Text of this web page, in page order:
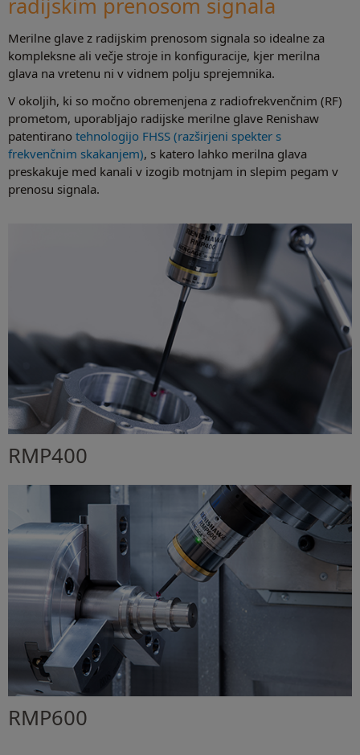
radijskim prenosom signala
Merilne glave z radijskim prenosom signala so idealne za
kompleksne ali večje stroje in konfiguracije, kjer merilna
glava na vretenu ni v vidnem polju sprejemnika.
V okoljih, ki so močno obremenjena z radiofrekvenčnim (RF)
prometom, uporabljajo radijske merilne glave Renishaw
patentirano tehnologijo FHSS (razširjeni spekter s
frekvenčnim skakanjem), s katero lahko merilna glava
preskakuje med kanali v izogib motnjam in slepim pegam v
prenosu signala.
RMP400
RMP600